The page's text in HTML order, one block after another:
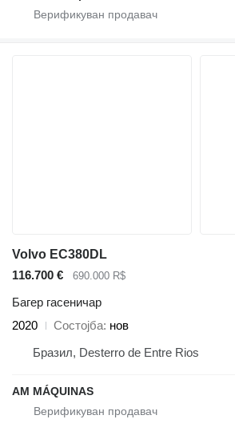
Volvo EC380DL
116.700 €
690.000 R$
Багер гасеничар
2020
Состојба нов
Бразил, Desterro de Entre Rios
AM MÁQUINAS